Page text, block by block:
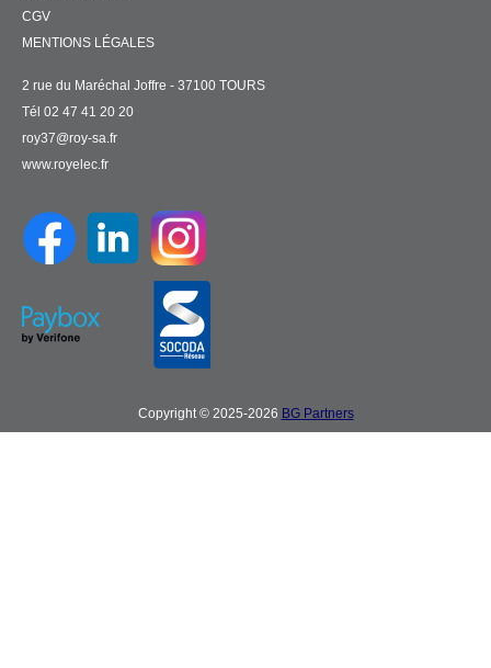
CGV
MENTIONS LÉGALES
2 rue du Maréchal Joffre - 37100 TOURS
Tél 02 47 41 20 20
roy37@roy-sa.fr
www.royelec.fr
Copyright © 2025-2026 BG Partners